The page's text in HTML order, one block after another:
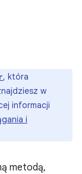
, która
w
informacji
i
metodą,